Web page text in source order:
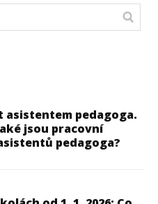
asistentem pedagoga.
jsou pracovní
pedagoga?